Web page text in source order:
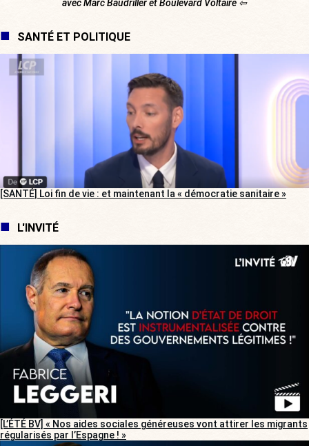
avec Marc Baudriller et Boulevard Voltaire ⇦
SANTÉ ET POLITIQUE
[SANTÉ] Loi fin de vie : et maintenant la « démocratie sanitaire »
L'INVITÉ
[L’ÉTÉ BV] « Nos aides sociales généreuses vont attirer les migrants
régularisés par l’Espagne ! »